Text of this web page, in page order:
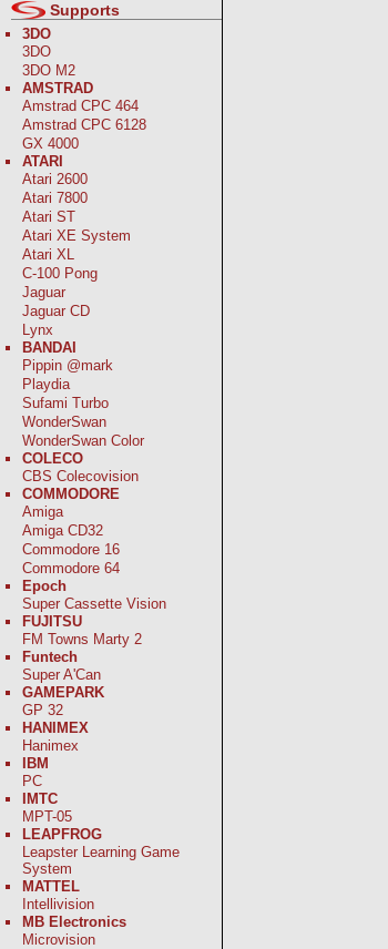
Supports
3DO
3DO
3DO M2
AMSTRAD
Amstrad CPC 464
Amstrad CPC 6128
GX 4000
ATARI
Atari 2600
Atari 7800
Atari ST
Atari XE System
Atari XL
C-100 Pong
Jaguar
Jaguar CD
Lynx
BANDAI
Pippin @mark
Playdia
Sufami Turbo
WonderSwan
WonderSwan Color
COLECO
CBS Colecovision
COMMODORE
Amiga
Amiga CD32
Commodore 16
Commodore 64
Epoch
Super Cassette Vision
FUJITSU
FM Towns Marty 2
Funtech
Super A'Can
GAMEPARK
GP 32
HANIMEX
Hanimex
IBM
PC
IMTC
MPT-05
LEAPFROG
Leapster Learning Game
System
MATTEL
Intellivision
MB Electronics
Microvision